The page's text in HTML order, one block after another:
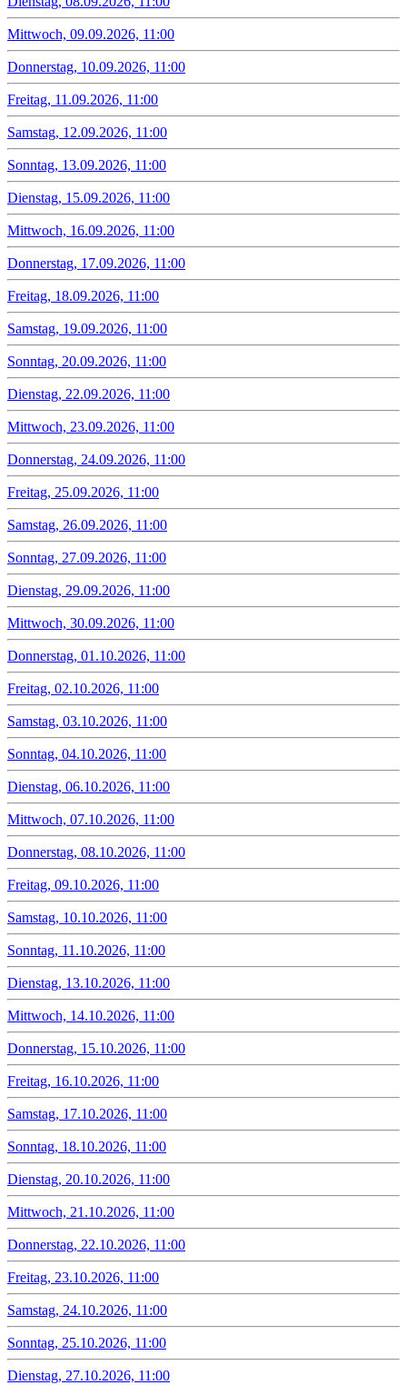
Mittwoch, 09.09.2026, 11:00
Donnerstag, 10.09.2026, 11:00
Freitag, 11.09.2026, 11:00
Samstag, 12.09.2026, 11:00
Sonntag, 13.09.2026, 11:00
Dienstag, 15.09.2026, 11:00
Mittwoch, 16.09.2026, 11:00
Donnerstag, 17.09.2026, 11:00
Freitag, 18.09.2026, 11:00
Samstag, 19.09.2026, 11:00
Sonntag, 20.09.2026, 11:00
Dienstag, 22.09.2026, 11:00
Mittwoch, 23.09.2026, 11:00
Donnerstag, 24.09.2026, 11:00
Freitag, 25.09.2026, 11:00
Samstag, 26.09.2026, 11:00
Sonntag, 27.09.2026, 11:00
Dienstag, 29.09.2026, 11:00
Mittwoch, 30.09.2026, 11:00
Donnerstag, 01.10.2026, 11:00
Freitag, 02.10.2026, 11:00
Samstag, 03.10.2026, 11:00
Sonntag, 04.10.2026, 11:00
Dienstag, 06.10.2026, 11:00
Mittwoch, 07.10.2026, 11:00
Donnerstag, 08.10.2026, 11:00
Freitag, 09.10.2026, 11:00
Samstag, 10.10.2026, 11:00
Sonntag, 11.10.2026, 11:00
Dienstag, 13.10.2026, 11:00
Mittwoch, 14.10.2026, 11:00
Donnerstag, 15.10.2026, 11:00
Freitag, 16.10.2026, 11:00
Samstag, 17.10.2026, 11:00
Sonntag, 18.10.2026, 11:00
Dienstag, 20.10.2026, 11:00
Mittwoch, 21.10.2026, 11:00
Donnerstag, 22.10.2026, 11:00
Freitag, 23.10.2026, 11:00
Samstag, 24.10.2026, 11:00
Sonntag, 25.10.2026, 11:00
Dienstag, 27.10.2026, 11:00